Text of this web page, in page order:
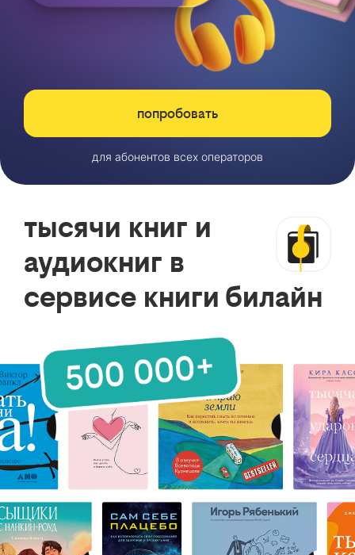
попробовать
для абонентов всех операторов
тысячи книг и
аудиокниг в
сервисе книги билайн